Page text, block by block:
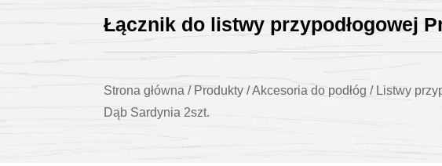
Łącznik do listwy przypodłogowej
Strona główna / Produkty /Akcesoria do podłóg / Listwy
Dąb Sardynia 2szt.